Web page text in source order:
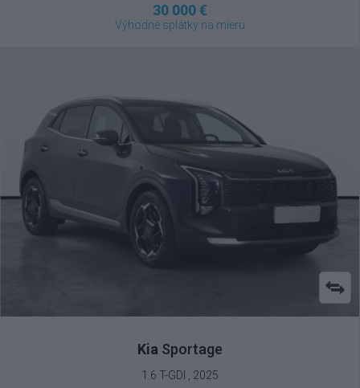
30 000 €
Výhodné splátky na mieru
Kia Sportage
1.6 T-GDI , 2025